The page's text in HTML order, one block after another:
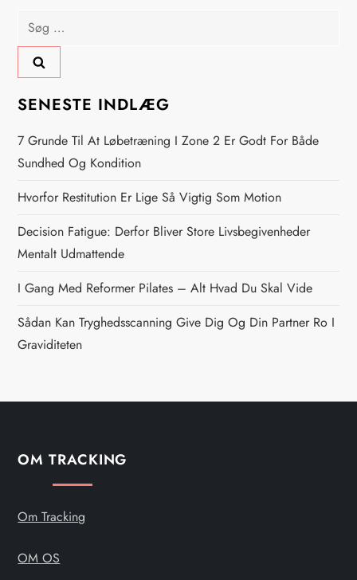
l
æ
g
s
n
a
v
i
g
a
t
o
n
Søg
efter:
SENESTE INDLÆG
7 Grunde Til At Løbetræning I Zone 2 Er Godt For Både
Sundhed Og Kondition
Hvorfor Restitution Er Lige Så Vigtig Som Motion
Decision Fatigue: Derfor Bliver Store Livsbegivenheder
Mentalt Udmattende
I Gang Med Reformer Pilates – Alt Hvad Du Skal Vide
Sådan Kan Tryghedsscanning Give Dig Og Din Partner Ro I
Graviditeten
OM TRACKING
Om Tracking
OM OS